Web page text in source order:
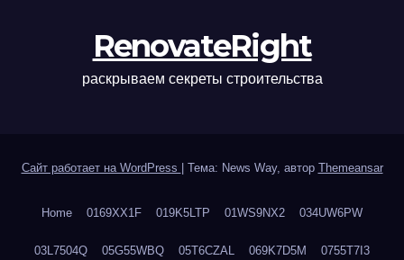
RenovateRight
раскрываем секреты строительства
Сайт работает на WordPress Тема: News Way, автор Themeansar
Home 0169XX1F 019K5LTP 01WS9NX2 034UW6PW
03L7504Q 05G55WBQ 05T6CZAL 069K7D5M 0755T7I3